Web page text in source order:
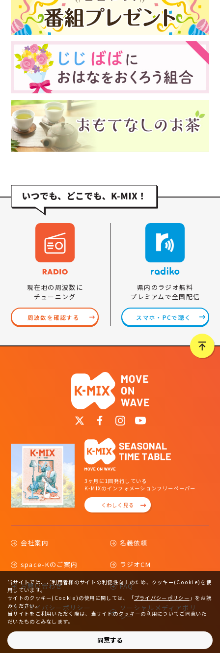
現在地の周波数に
チューニング
周波数を確認する
県内のラジオ無料
プレミアムで全国配信
スマホ・PCで聴く
3ヶ月に1回発行している
K-MIXのインフォメーションフリーペーパー
くわしく見る
会社案内 名義依頼
space-Kのご案内 ラジオCM
お問い合わせ FAQ
プライバシーポリシー
ソーシャルメディアポリ
シー
当サイトでは、ご利用者様のサイトの利便性向上のため、クッキー(Cookie)を使
用しています。
サイトのクッキー(Cookie)の使用に関しては、
「プライバシーポリシー 」をお読
みください。
当サイトをご利用いただく際は、当サイトのクッキーの利用についてご同意いた
だいたものとみなします。
同意する